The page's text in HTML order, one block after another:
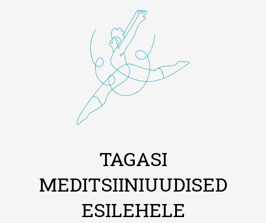
TAGASI
MEDITSIINIUUDISED
ESILEHELE